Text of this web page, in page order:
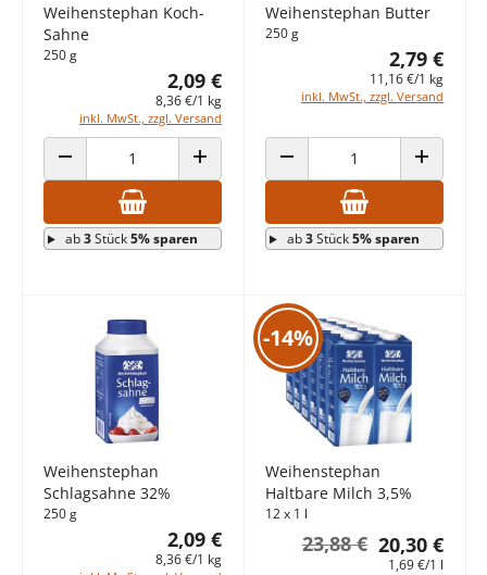
Weihenstephan Koch-
Sahne
250 g
2,09 €
8,36 €/1 kg
inkl. MwSt., zzgl. Versand
ANZAHL VERRINGERN ANZAHL ERHÖHEN
ab3Stück5% sparen
Weihenstephan Butter
250 g
2,79 €
11,16 €/1 kg
inkl. MwSt., zzgl. Versand
ANZAHL VERRINGERN ANZAHL
ab3Stück5% sparen
Weihenstephan
Schlagsahne 32%
250 g
2,09 €
8,36 €/1 kg
-14%
Weihenstephan
Haltbare Milch 3,5%
12 x 1 l
20,30 €
23,88 €
1,69 €/1 l